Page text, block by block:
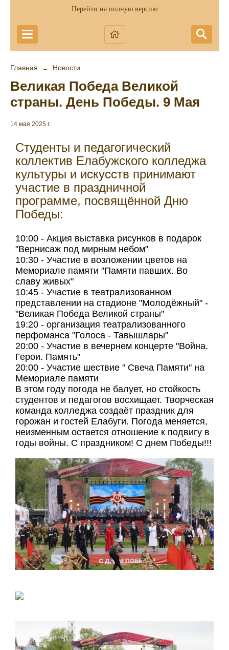
Перейти на полную версию
Главная → Новости
Великая Победа Великой
страны. День Победы. 9 Мая
14 мая 2025 г.
Студенты и педагогический
коллектив Елабужского колледжа
культуры и искусств принимают
участие в праздничной
программе, посвящённой Дню
Победы:
10:00 - Акция выставка рисунков в подарок
"Вернисаж под мирным небом"
10:30 - Участие в возложении цветов на
Мемориале памяти "Памяти павших. Во
славу живых"
10:45 - Участие в театрализованном
представлении на стадионе "Молодёжный" -
"Великая Победа Великой страны"
19:20 - организация театрализованного
перфоманса "Голоса - Тавышлары"
20:00 - Участие в вечернем концерте "Война.
Герои. Память"
20:00 - Участие шествие " Свеча Памяти" на
Мемориале памяти
В этом году погода не балует, но стойкость
студентов и педагогов восхищает. Творческая
команда колледжа создаёт праздник для
горожан и гостей Елабуги. Погода меняется,
неизменным остается отношение к подвигу в
годы войны. С праздником! С днем Победы!!!